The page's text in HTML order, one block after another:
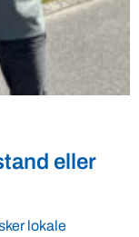
forhold, som